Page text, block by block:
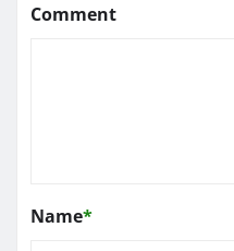
Comment
Name*